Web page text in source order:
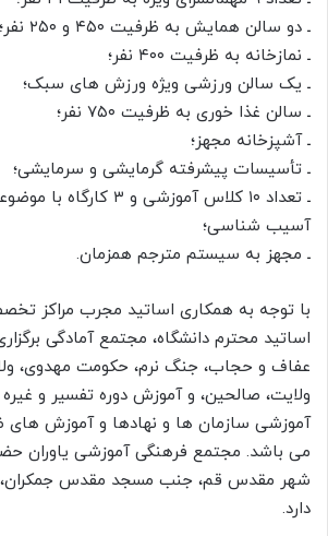
ـ دو سالن همایش به ظرفیت ۴۵۰ و ۲۵۰ نفر؛
ـ نمازخانه به ظرفیت ۴۰۰ نفر؛
ـ یک سالن ورزشی ویژه ورزش های سبک؛
ـ سالن غذا خوری به ظرفیت ۷۵۰ نفر؛
ـ آشپزخانه مجهز؛
ـ تأسیسات پیشرفته گرمایشی و سرمایشی؛
ـ تعداد ۱۰ کلاس آموزشی و ۳
آسیب شناسی؛
ـ مجهز به سیستم مترجم همزمان.
با توجه به همکاری اساتید مجرب مراکز
اساتید محترم دانشگاه، مجتمع آمادگی
عفاف و حجاب، جنگ نرم، حکومت مهدوی،
ولایت، صالحین، و آموزش دوره تفسیر و
آموزشی سازمان ها و نهادها و آموزش های
می باشد. مجتمع فرهنگی آموزشی یاوران
شهر مقدس قم، جنب مسجد مقدس جمکران، در
دارد.